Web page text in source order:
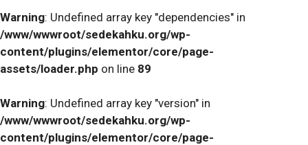
Warning: Undefined array key "dependencies" in
/www/wwwroot/sedekahku.org/wp-
content/plugins/elementor/core/page-
assets/loader.php on line 89
Warning: Undefined array key "version" in
/www/wwwroot/sedekahku.org/wp-
content/plugins/elementor/core/page-